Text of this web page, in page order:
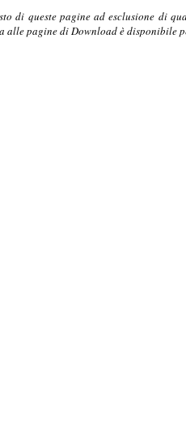
di queste pagine ad esclusione di
alle pagine di Download è disponibile